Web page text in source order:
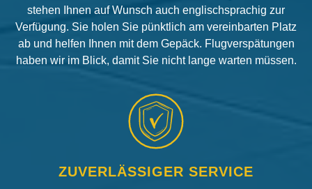
stehen Ihnen auf Wunsch auch englischsprachig zur
Verfügung. Sie holen Sie pünktlich am vereinbarten Platz
ab und helfen Ihnen mit dem Gepäck. Flugverspätungen
haben wir im Blick, damit Sie nicht lange warten müssen.
ZUVERLÄSSIGER SERVICE